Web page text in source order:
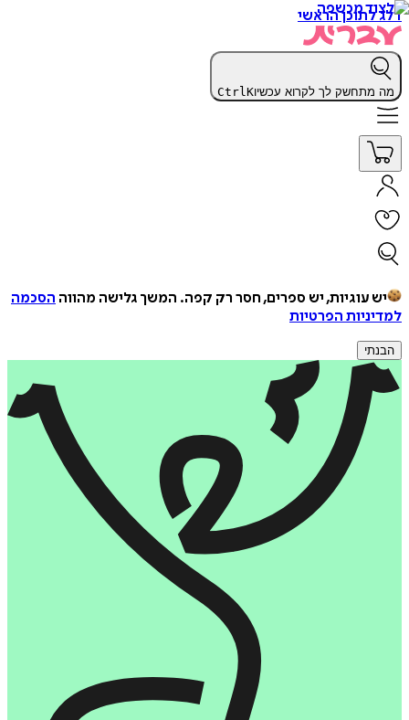
דלג לתוכן הראשי
מה מתחשק לך לקרוא עכשיו CtrlK
יש עוגיות, יש ספרים, חסר רק קפה. המשך גלישה מהווה הסכמה
למדיניות הפרטיות
הבנתי